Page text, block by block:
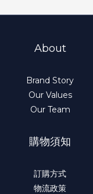
About
Brand Story
Our Values
Our Team
購物須知
訂購方式
物流政策